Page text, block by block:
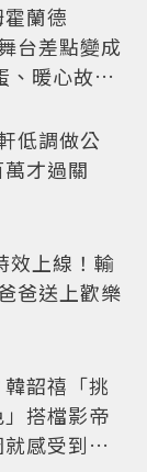
蘭德
台差點變成
、暖心故事
低調做公
才過關
效上線！輸
爸送上歡樂
韶禧「挑
搭檔影帝
感受到演